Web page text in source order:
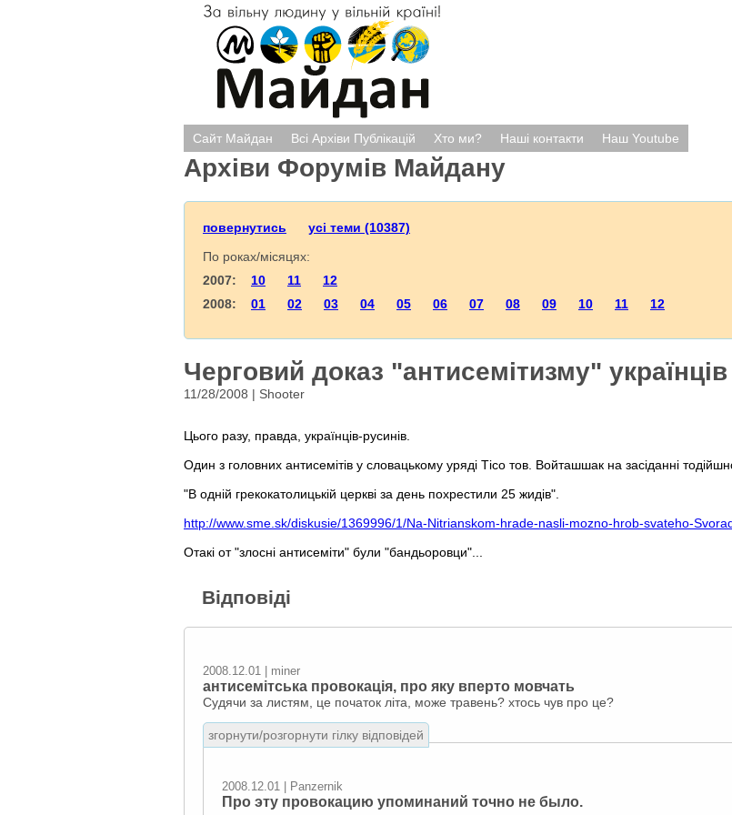
Сайт Майдан Всі Архіви Публікацій Хто ми? Наші контакти Наш Youtube
Архіви Форумів Майдану
повернутись
усі теми (10387)
По роках/місяцях:
2007: 10 11
12
2008: 01 02 03 04 05 06 07 08 09 10 11 12
Черговий доказ "антисемітизму"
11/28/2008 | Shooter
Цього разу, правда, українців-русинів.
Один з головних антисемітів у словацькому уряді Тісо тов. Войташшак на засіданні
"В одній грекокатолицькій церкві за день похрестили 25 жидів".
http://www.sme.sk/diskusie/1369996/1/Na-Nitrianskom-hrade-nasli-mozno-hrob-svateho-
Отакі от "злосні антисеміти" були "бандьоровци"...
Відповіді
2008.12.01 | miner
антисемітська провокація, про яку вперто мовчать
Судячи за листям, це початок літа, може травень? хтось чув про це?
згорнути/розгорнути гілку відповідей
2008.12.01 | Panzernik
Про эту провокацию упоминаний точно не было.